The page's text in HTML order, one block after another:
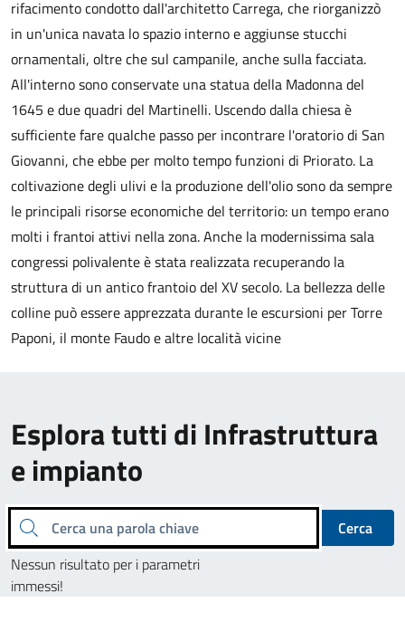
rifacimento condotto dall'architetto Carrega, che riorganizzò
in un'unica navata lo spazio interno e aggiunse stucchi
ornamentali, oltre che sul campanile, anche sulla facciata.
All'interno sono conservate una statua della Madonna del
1645 e due quadri del Martinelli. Uscendo dalla chiesa è
sufficiente fare qualche passo per incontrare l'oratorio di San
Giovanni, che ebbe per molto tempo funzioni di Priorato. La
coltivazione degli ulivi e la produzione dell'olio sono da sempre
le principali risorse economiche del territorio: un tempo erano
molti i frantoi attivi nella zona. Anche la modernissima sala
congressi polivalente è stata realizzata recuperando la
struttura di un antico frantoio del XV secolo. La bellezza delle
colline può essere apprezzata durante le escursioni per Torre
Paponi, il monte Faudo e altre località vicine
Esplora tutti di Infrastruttura
e impianto
Cerca una parola chiave
Cerca
Nessun risultato per i parametri
immessi!